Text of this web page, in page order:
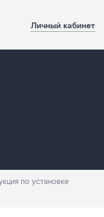
Личный кабинет
по установке